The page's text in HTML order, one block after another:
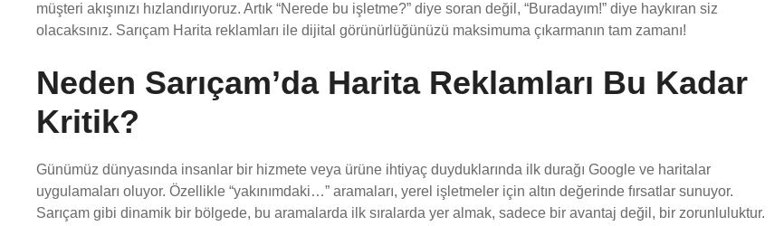
müşteri akışınızı hızlandırıyoruz. Artık “Nerede bu işletme?” diye soran değil, “Buradayım!” diye haykıran siz
olacaksınız. Sarıçam Harita reklamları ile dijital görünürlüğünüzü maksimuma çıkarmanın tam zamanı!
Neden Sarıçam’da Harita Reklamları Bu Kadar
Kritik?
Günümüz dünyasında insanlar bir hizmete veya ürüne ihtiyaç duyduklarında ilk durağı Google ve haritalar
uygulamaları oluyor. Özellikle “yakınımdaki…” aramaları, yerel işletmeler için altın değerinde fırsatlar sunuyor.
Sarıçam gibi dinamik bir bölgede, bu aramalarda ilk sıralarda yer almak, sadece bir avantaj değil, bir zorunluluktur.